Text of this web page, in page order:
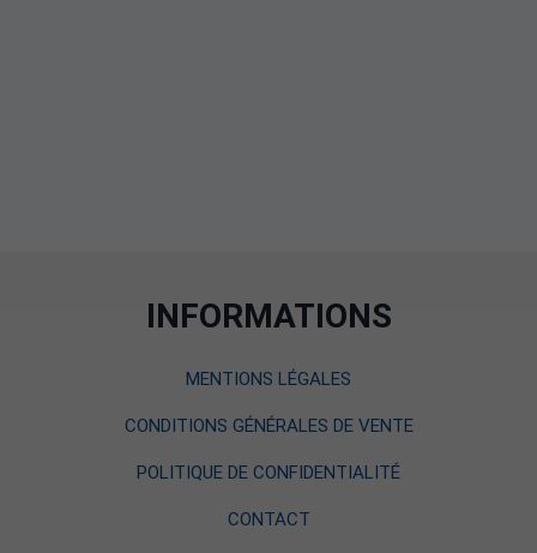
INFORMATIONS
MENTIONS LÉGALES
CONDITIONS GÉNÉRALES DE VENTE
POLITIQUE DE CONFIDENTIALITÉ
CONTACT